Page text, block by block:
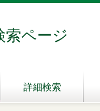
ページ
詳細検索